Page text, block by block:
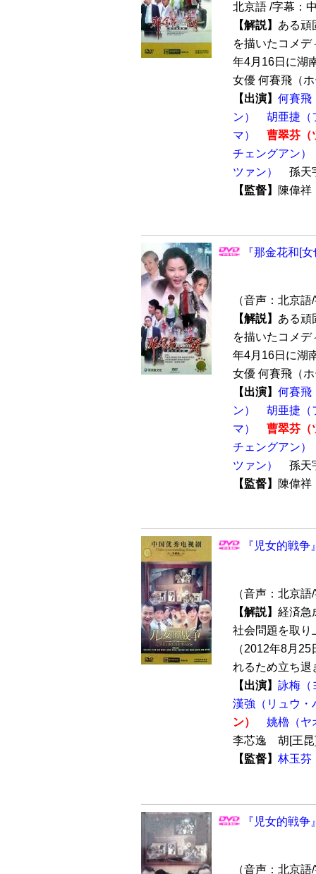
北京語 /字幕：
【解説】 ある頑
を描いたコメ
年4月16日に湖
女優 何賽飛（
【出演】 何賽飛
ン）
胡亜捷（
マ）
曹翠芬（
チェングアン）
ツァン）
孫
【監督】
陳偉
『那金花和[
（音声：北京
【解説】 ある頑
を描いたコメ
年4月16日に湖
女優 何賽飛（
【出演】 何賽飛
ン）
胡亜捷（
マ）
曹翠芬（
チェングアン）
ツァン）
孫
【監督】
陳偉
『児女的戦
（音声：北京
【解説】 経済急
社会問題を取り
（2012年8月
れるため立ち退
【出演】 詠梅（
漢強（リュウ・
ン）
姚櫓（ヤ
李芯逸 胡[王
【監督】 林玉芬
『児女的戦
（音声：北京